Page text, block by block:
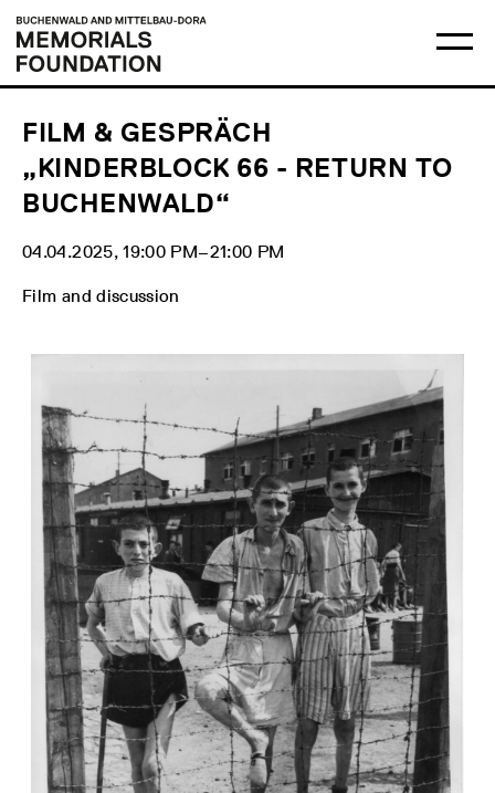
content
menu
Buchenwald
and
Mittelbau-
Dora
Memorials
FILM & GESPRÄCH
„KINDERBLOCK 66 - RETURN TO
BUCHENWALD“
04.04.2025, 19:00 PM‒21:00 PM
Film and discussion